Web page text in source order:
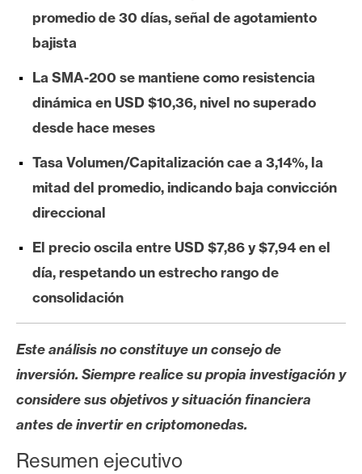
I
n
á
i
s
s
t
a
s
d
e
P
promedio de 30 días, señal de agotamiento
bajista
La SMA-200 se mantiene como resistencia
dinámica en USD $10,36, nivel no superado
desde hace meses
Tasa Volumen/Capitalización cae a 3,14%, la
mitad del promedio, indicando baja convicción
direccional
El precio oscila entre USD $7,86 y $7,94 en el
día, respetando un estrecho rango de
consolidación
Este análisis no constituye un consejo de
inversión. Siempre realice su propia investigación y
considere sus objetivos y situación financiera
antes de invertir en criptomonedas.
Resumen ejecutivo